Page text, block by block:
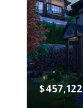
$457,122